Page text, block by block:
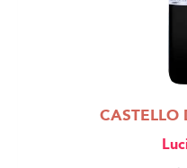
CASTELLO